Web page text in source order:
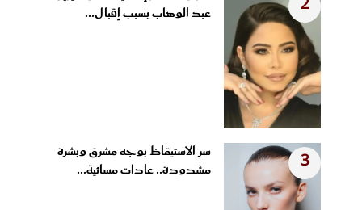
2
عبد الوهاب بسبب إقبال...
3
سر الاستيقاظ بوجه مشرق وبشرة
مشدودة.. عادات مسائية...